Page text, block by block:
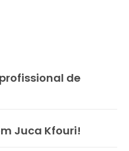
de
Juca Kfouri!